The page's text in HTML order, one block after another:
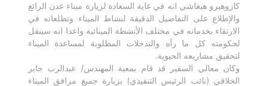
كازوهيرو هيغاشي انه في غاية السعادة لزيارة ميناء عدن الرائع
والإطلاع على التفاصيل الدقيقة لنشاط الميناء وتطلعاته في
الارتقاء بخدماته في مختلف الأنشطة المينائية واعدا انه سينقل
لحكومته كل ما رآه والتدخلات المطلوبة لمساعدة الميناء
لتحقيق مشاريعه الحيوية.
وكان معالي السفير قد قام بمعية المهندس/ عبدالرب جابر
الخلاقي (نائب الرئيس التنفيذي) بزيارة جميع مرافق الميناء